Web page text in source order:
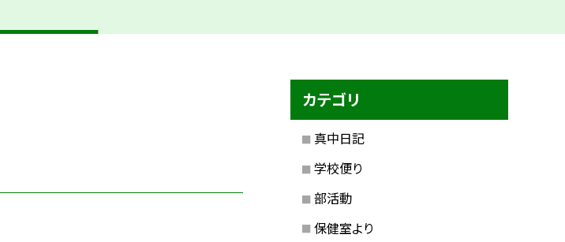
カテゴリ
真中日記
学校便り
部活動
保健室より